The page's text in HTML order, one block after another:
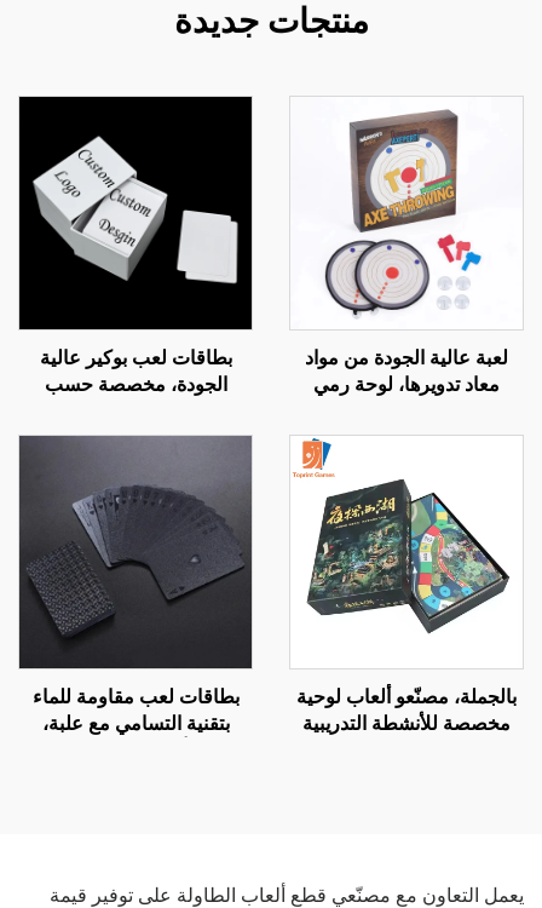
منتجات جديدة
لعبة عالية الجودة من مواد
معاد تدويرها، لوحة رمي
للأطفال، لعبة أهداف آمنة
للعائلة مع فؤوس إسفنجية
بطاقات لعب بوكير عالية
الجودة، مخصصة حسب
الفارغة، ومصنوعة من
وتُباع بالجملة حسب التصميم
الشخصي ومواصفات الشركة
المصنعة الأصلية (OEM)، مع
أحجام مختلفة للرزمة (Deck
بالجملة، مصنّعو ألعاب لوحية
مخصصة للأنشطة التدريبية
بطاقات لعب مقاومة للماء
بتقنية التسامي مع علبة،
يعمل التعاون مع مصنّعي قطع ألعاب الطاولة على توفير قيمة